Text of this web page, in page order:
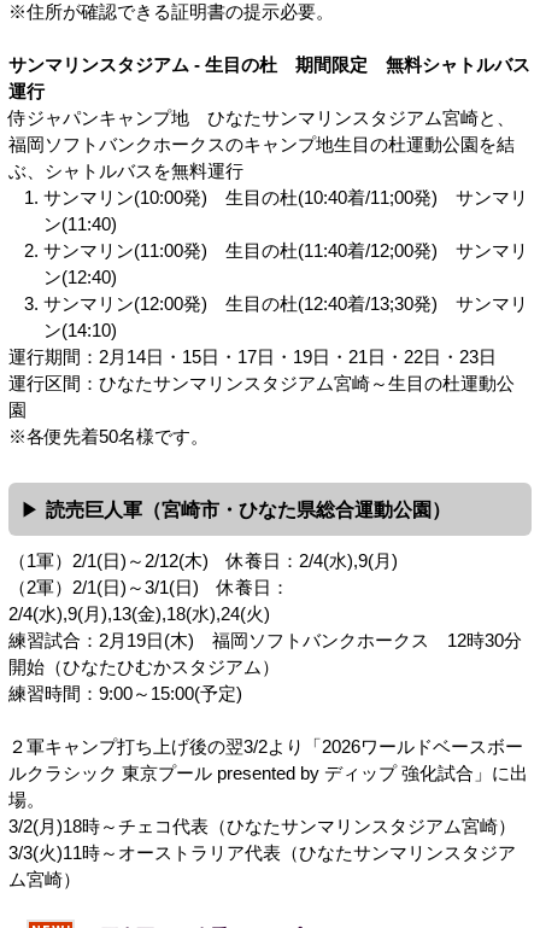
※住所が確認できる証明書の提示必要。
サンマリンスタジアム - 生目の杜 期間限定 無料シャトルバス
運行
侍ジャパンキャンプ地 ひなたサンマリンスタジアム宮崎と、
福岡ソフトバンクホークスのキャンプ地生目の杜運動公園を結
ぶ、シャトルバスを無料運行
サンマリン(10:00発) 生目の杜(10:40着/11;00発) サンマリ
ン(11:40)
サンマリン(11:00発) 生目の杜(11:40着/12;00発) サンマリ
ン(12:40)
サンマリン(12:00発) 生目の杜(12:40着/13;30発) サンマリ
ン(14:10)
運行期間：2月14日・15日・17日・19日・21日・22日・23日
運行区間：ひなたサンマリンスタジアム宮崎～生目の杜運動公
園
※各便先着50名様です。
読売巨人軍（宮崎市・ひなた県総合運動公園）
（1軍）2/1(日)～2/12(木) 休養日：2/4(水),9(月)
（2軍）2/1(日)～3/1(日) 休養日：
2/4(水),9(月),13(金),18(水),24(火)
練習試合：2月19日(木) 福岡ソフトバンクホークス 12時30分
開始（ひなたひむかスタジアム）
練習時間：9:00～15:00(予定)
２軍キャンプ打ち上げ後の翌3/2より「2026ワールドベースボー
ルクラシック 東京プール presented by ディップ 強化試合」に出
場。
3/2(月)18時～チェコ代表（ひなたサンマリンスタジアム宮崎）
3/3(火)11時～オーストラリア代表（ひなたサンマリンスタジア
ム宮崎）